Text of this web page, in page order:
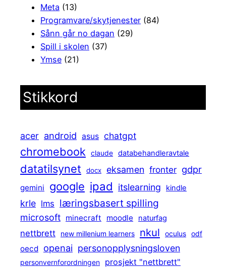
Meta (13)
Programvare/skytjenester (84)
Sånn går no dagan (29)
Spill i skolen (37)
Ymse (21)
Stikkord
acer android asus chatgpt
chromebook claude databehandleravtale
datatilsynet docx eksamen fronter gdpr
gemini google ipad itslearning kindle
krle lms læringsbasert spilling
microsoft minecraft moodle naturfag
nettbrett new millenium learners nkul oculus odf
oecd openai personopplysningsloven
personvernforordningen prosjekt "nettbrett"